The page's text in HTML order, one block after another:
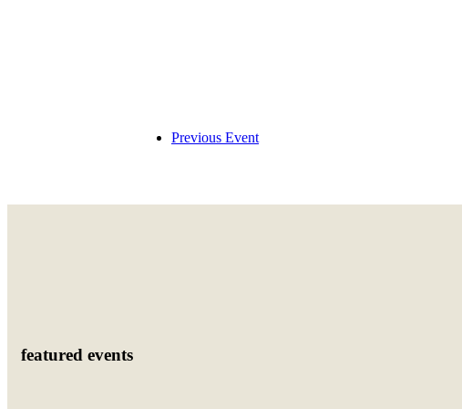
Previous Event
featured events